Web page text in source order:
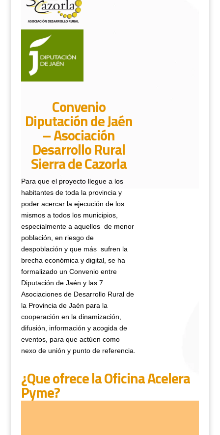
Convenio
Diputación de Jaén
– Asociación
Desarrollo Rural
Sierra de Cazorla
Para que el proyecto llegue a los
habitantes de toda la provincia y
poder acercar la ejecución de los
mismos a todos los municipios,
especialmente a aquellos de menor
población, en riesgo de
despoblación y que más sufren la
brecha económica y digital, se ha
formalizado un Convenio entre
Diputación de Jaén y las 7
Asociaciones de Desarrollo Rural de
la Provincia de Jaén para la
cooperación en la dinamización,
difusión, información y acogida de
eventos, para que actúen como
nexo de unión y punto de referencia.
¿Que ofrece la Oficina Acelera
Pyme?